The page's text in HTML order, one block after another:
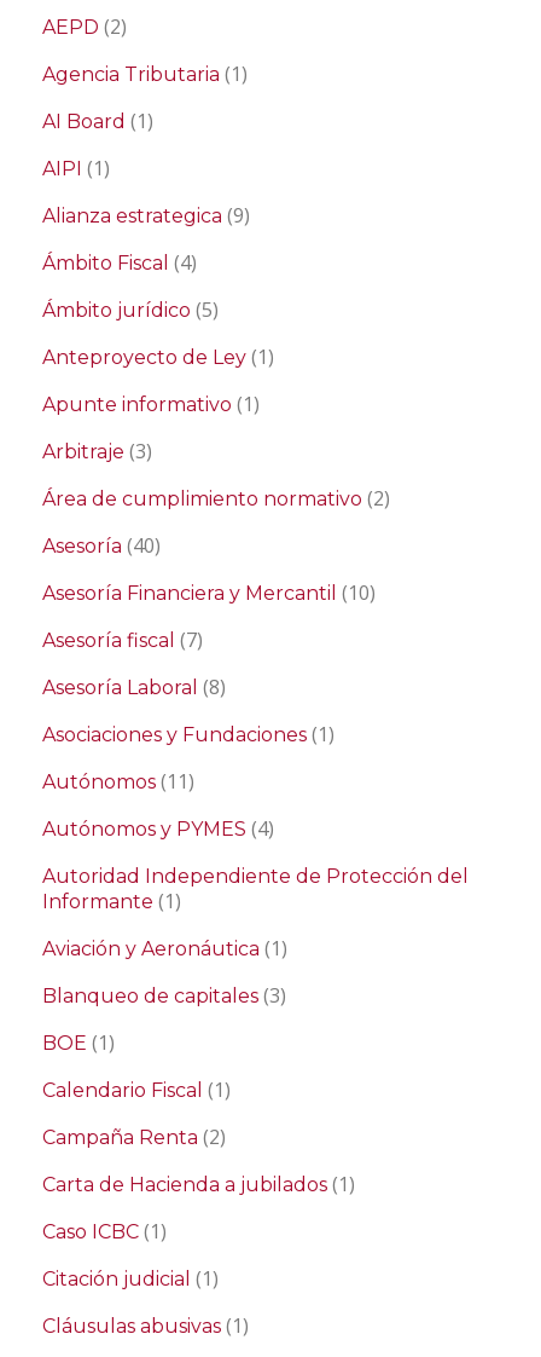
AEPD (2)
Agencia Tributaria (1)
AI Board (1)
AIPI (1)
Alianza estrategica (9)
Ámbito Fiscal (4)
Ámbito jurídico (5)
Anteproyecto de Ley (1)
Apunte informativo (1)
Arbitraje (3)
Área de cumplimiento normativo (2)
Asesoría (40)
Asesoría Financiera y Mercantil (10)
Asesoría fiscal (7)
Asesoría Laboral (8)
Asociaciones y Fundaciones (1)
Autónomos (11)
Autónomos y PYMES (4)
Autoridad Independiente de Protección del
Informante (1)
Aviación y Aeronáutica (1)
Blanqueo de capitales (3)
BOE (1)
Calendario Fiscal (1)
Campaña Renta (2)
Carta de Hacienda a jubilados (1)
Caso ICBC (1)
Citación judicial (1)
Cláusulas abusivas (1)